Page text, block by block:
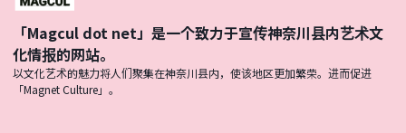
「Magcul dot net」是一个致力于宣传神奈川县内艺术文
化情报的网站。
以文化艺术的魅力将人们聚集在神奈川县内，使该地区更加繁荣。进而促进
「Magnet Culture」。